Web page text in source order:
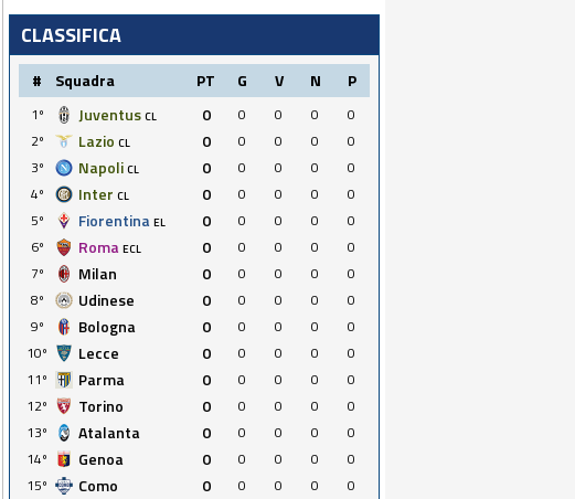
CLASSIFICA
# Squadra PT G V N P
1º Juventus CL 0 0 0 0
0
2º
Lazio CL 0 0 0 0
0
3º
Napoli CL 0 0 0 0
0
4º
Inter CL 0 0 0 0
0
5º
Fiorentina EL 0 0 0 0
0
6º
Roma ECL 0 0 0 0
0
7º
Milan 0 0 0 0
0
8º
Udinese 0 0 0 0
0
9º
Bologna 0 0 0 0
0
10º
Lecce 0 0 0 0
0
11º
Parma 0 0 0 0
0
12º
Torino 0 0 0 0
0
13º
Atalanta 0 0 0 0
0
14º
Genoa 0 0 0 0
0
15º
Como 0 0 0 0 0